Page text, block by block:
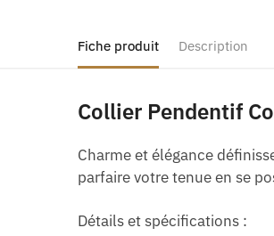
Fiche produit Description
Collier Pendentif
Charme et élégance
parfaire votre tenue en se
Détails et spécifications :